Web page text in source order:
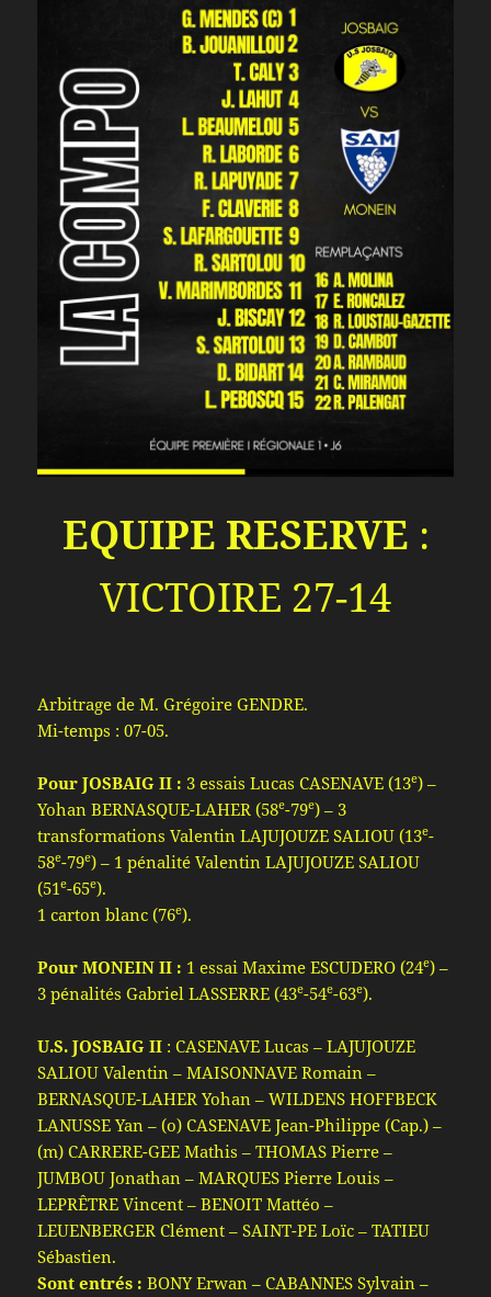
EQUIPE RESERVE :
VICTOIRE 27-14
Arbitrage de M. Grégoire GENDRE.
Mi-temps : 07-05.
Pour JOSBAIG II : 3 essais Lucas CASENAVE (13e) –
Yohan BERNASQUE-LAHER (58e-79e) – 3
transformations Valentin LAJUJOUZE SALIOU (13e-
58e-79e) – 1 pénalité Valentin LAJUJOUZE SALIOU
(51e-65e).
1 carton blanc (76e).
Pour MONEIN II : 1 essai Maxime ESCUDERO (24e) –
3 pénalités Gabriel LASSERRE (43e-54e-63e).
U.S. JOSBAIG II : CASENAVE Lucas – LAJUJOUZE
SALIOU Valentin – MAISONNAVE Romain –
BERNASQUE-LAHER Yohan – WILDENS HOFFBECK
LANUSSE Yan – (o) CASENAVE Jean-Philippe (Cap.) –
(m) CARRERE-GEE Mathis – THOMAS Pierre –
JUMBOU Jonathan – MARQUES Pierre Louis –
LEPRÊTRE Vincent – BENOIT Mattéo –
LEUENBERGER Clément – SAINT-PE Loïc – TATIEU
Sébastien.
Sont entrés :BONY Erwan – CABANNES Sylvain –